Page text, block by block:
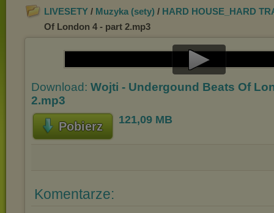
LIVESETY / Muzyka (sety) / HARD HOUSE_HARD
Of London 4 - part 2.mp3
Play
Download: Wojti - Undergound Beats Of
2.mp3
Pobierz 121,09 MB
Komentarze: